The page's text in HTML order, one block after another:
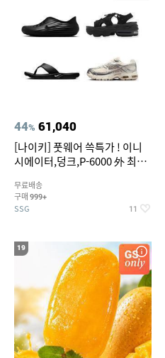
44% 61,040
[나이키] 풋웨어 쓱특가 ! 이니
시에이터,덩크,P-6000 外 최대
무료배송
구매 999+
SSG 11
19